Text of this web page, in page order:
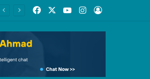
FacebookYouTubeInstagram
Log In